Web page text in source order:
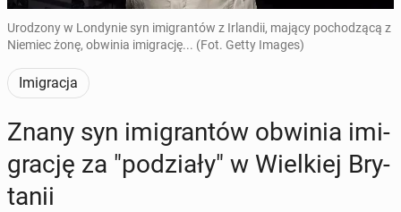
Urodzony w Londynie syn imigrantów z Irlandii, mający pochodzącą z
Niemiec żonę, obwinia imigrację... (Fot. Getty Images)
Imigracja
Znany syn imi­gran­tów obwinia imi­
gra­cję za "po­dzia­ły" w Wiel­kiej Bry­
ta­nii